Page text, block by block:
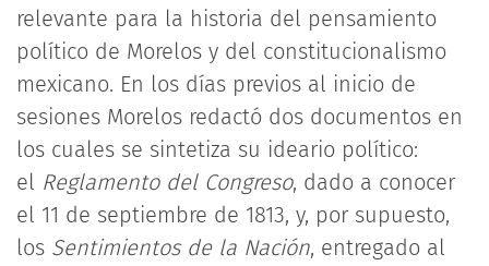
relevante para la historia del pensamiento
político de Morelos y del constitucionalismo
mexicano. En los días previos al inicio de
sesiones Morelos redactó dos documentos en
los cuales se sintetiza su ideario político:
el Reglamento del Congreso, dado a conocer
el 11 de septiembre de 1813, y, por supuesto,
los Sentimientos de la Nación, entregado al